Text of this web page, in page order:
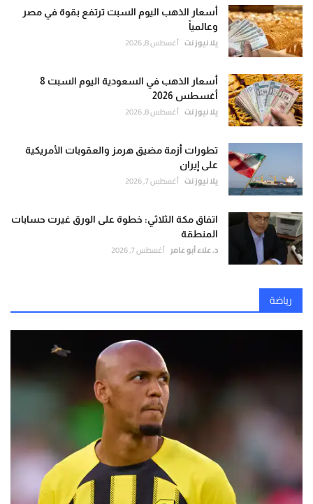
أسعار الذهب اليوم السبت ترتفع بقوة في مصر
وعالمياً
يلا نيوز نت أغسطس 8, 2026
أسعار الذهب في السعودية اليوم السبت 8
أغسطس 2026
يلا نيوز نت أغسطس 8, 2026
تطورات أزمة مضيق هرمز والعقوبات الأمريكية
على إيران
يلا نيوز نت أغسطس 7, 2026
اتفاق مكة الثلاثي: خطوة على الورق غيرت حسابات
المنطقة
د. علاء أبو عامر أغسطس 7, 2026
رياضة